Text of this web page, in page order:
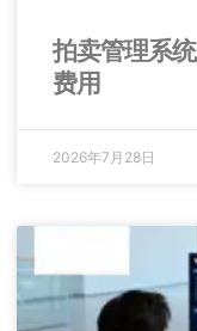
拍卖管理系
费用
2026年7月28日